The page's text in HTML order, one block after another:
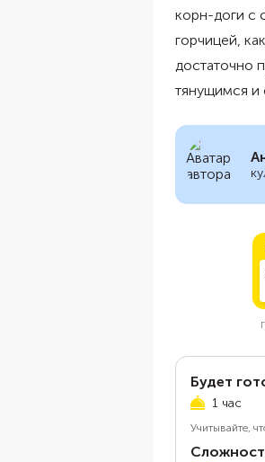
корн-доги с
горчицей,
достаточно
тянущимся и
Будет
1 час
Учитывайте,